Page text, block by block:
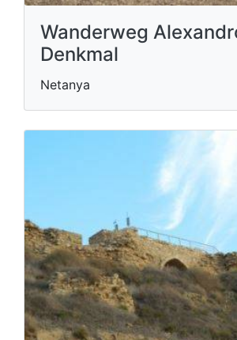
Wanderweg
Denkmal
Netanya